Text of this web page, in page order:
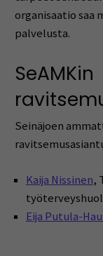
organisaatio saa
palvelusta.
SeAMKin
Seinäjoen
Kaija Nissinen,
Eija Putula-